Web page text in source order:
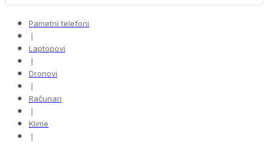
Pametni telefoni
❘
Laptopovi
❘
Dronovi
❘
Računari
❘
Klime
❘